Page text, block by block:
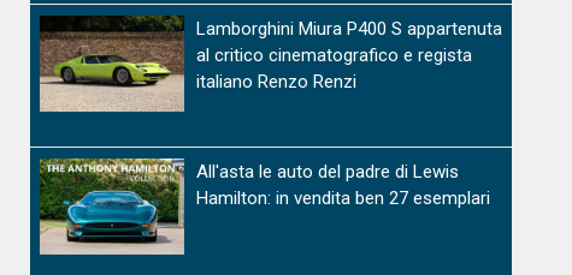
Lamborghini Miura P400 S appartenuta
al critico cinematografico e regista
italiano Renzo Renzi
All'asta le auto del padre di Lewis
Hamilton: in vendita ben 27 esemplari